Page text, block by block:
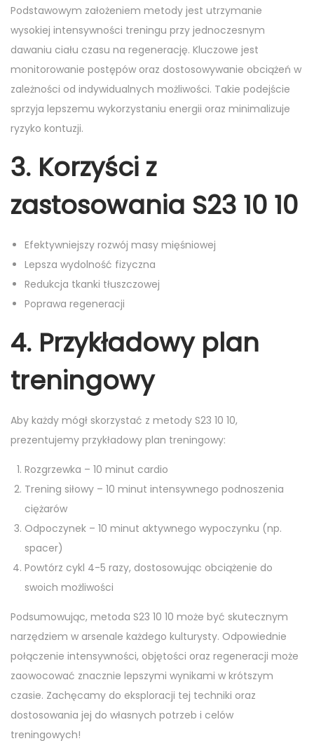
Podstawowym założeniem metody jest utrzymanie
wysokiej intensywności treningu przy jednoczesnym
dawaniu ciału czasu na regenerację. Kluczowe jest
monitorowanie postępów oraz dostosowywanie obciążeń w
zależności od indywidualnych możliwości. Takie podejście
sprzyja lepszemu wykorzystaniu energii oraz minimalizuje
ryzyko kontuzji.
3. Korzyści z
zastosowania S23 10 10
Efektywniejszy rozwój masy mięśniowej
Lepsza wydolność fizyczna
Redukcja tkanki tłuszczowej
Poprawa regeneracji
4. Przykładowy plan
treningowy
Aby każdy mógł skorzystać z metody S23 10 10,
prezentujemy przykładowy plan treningowy:
Rozgrzewka – 10 minut cardio
Trening siłowy – 10 minut intensywnego podnoszenia
ciężarów
Odpoczynek – 10 minut aktywnego wypoczynku (np.
spacer)
Powtórz cykl 4-5 razy, dostosowując obciążenie do
swoich możliwości
Podsumowując, metoda S23 10 10 może być skutecznym
narzędziem w arsenale każdego kulturysty. Odpowiednie
połączenie intensywności, objętości oraz regeneracji może
zaowocować znacznie lepszymi wynikami w krótszym
czasie. Zachęcamy do eksploracji tej techniki oraz
dostosowania jej do własnych potrzeb i celów
treningowych!